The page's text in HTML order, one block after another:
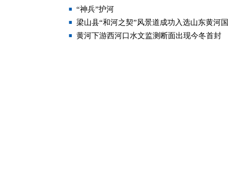
“神兵”护河
梁山县“和河之契”风景道成功入选山东黄河
黄河下游西河口水文监测断面出现今冬首封